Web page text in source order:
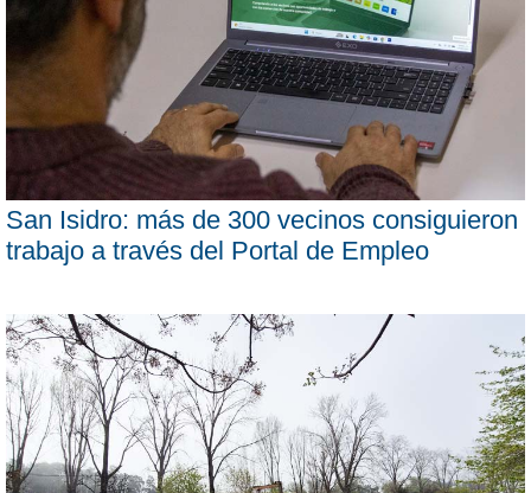
San Isidro: más de 300 vecinos consiguieron
trabajo a través del Portal de Empleo